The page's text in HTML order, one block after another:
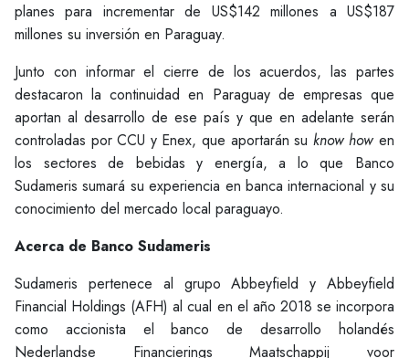
planes para incrementar de US$142 millones a US$187
millones su inversión en Paraguay.
Junto con informar el cierre de los acuerdos, las partes
destacaron la continuidad en Paraguay de empresas que
aportan al desarrollo de ese país y que en adelante serán
controladas por CCU y Enex, que aportarán su know howen
los sectores de bebidas y energía, a lo que Banco
Sudameris sumará su experiencia en banca internacional y su
conocimiento del mercado local paraguayo.
Acerca de Banco Sudameris
Sudameris pertenece al grupo Abbeyfield y Abbeyfield
Financial Holdings (AFH) al cual en el año 2018 se incorpora
como accionista el banco de desarrollo holandés
Nederlandse Financierings Maatschappij voor